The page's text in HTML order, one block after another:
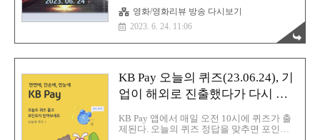
젼, 플래닛, 형사록 2, 라방, 사냥개들 VS 21
점프 스트리트, 판소리 복서 이다. 영화가 좋
다 소개된 영화와 드라마 중 2023년 6월 개봉
영화와 드라마는 시크릿 인베이젼(23.06.21),
개봉 영화와 드라마는 플래닛(23..07.05), 형
사록 2(23.07.05) 이다. 영화 선택에 참고하세
요. ▷ 2023-7월 개봉영화 : 플래닛(23..07.05)
▷ 2023-6월 개봉영화 : 라방(23.06.28) ▷
2019년 개봉영화 : 판소리 복서(19.10.09) ▷
2012년 개봉영화 : 21 점프 ..
영화/영화리뷰 방송 다시보기
2023. 6. 24. 11:06
KB Pay 오늘의 퀴즈(23.06.24), 기
업이 해외로 진출했다가 다시 본
KB Pay 앱에서 매일 오전 10시에 퀴즈가 출
제된다. 오늘의 퀴즈 정답을 맞추면 포인트